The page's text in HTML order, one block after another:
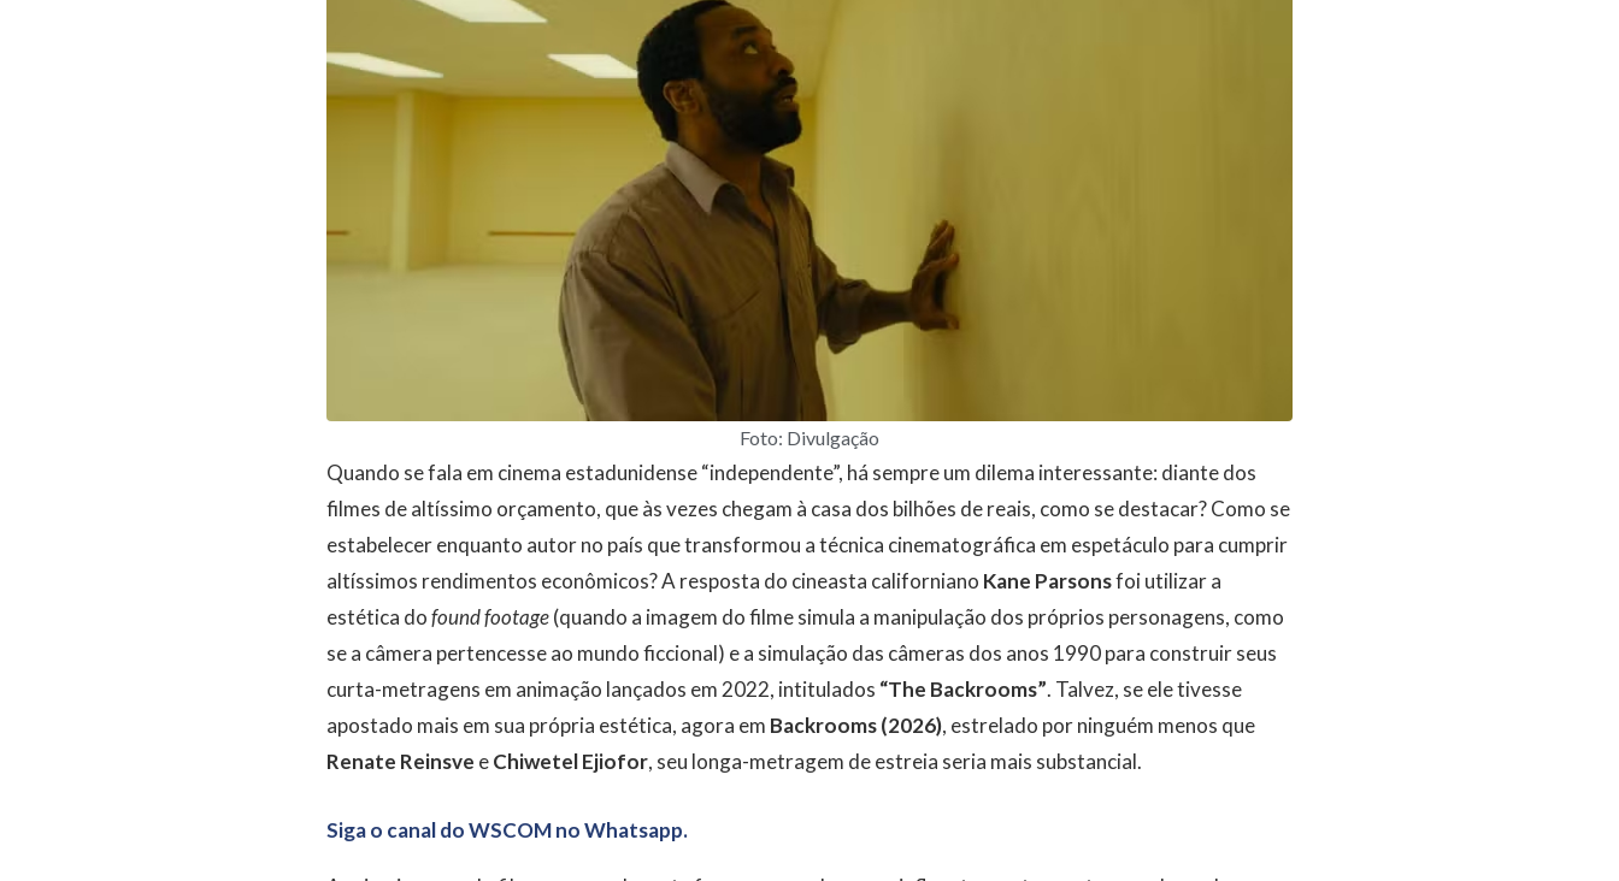
Foto: Divulgação
Quando se fala em cinema estadunidense “independente”, há sempre um dilema interessante: diante dos
filmes de altíssimo orçamento, que às vezes chegam à casa dos bilhões de reais, como se destacar? Como se
estabelecer enquanto autor no país que transformou a técnica cinematográfica em espetáculo para cumprir
altíssimos rendimentos econômicos? A resposta do cineasta californiano Kane Parsonsfoi utilizar a
estética dofound footage(quando a imagem do filme simula a manipulação dos próprios personagens, como
se a câmera pertencesse ao mundo ficcional) e a simulação das câmeras dos anos 1990 para construir seus
curta-metragens em animação lançados em 2022, intitulados “The Backrooms”. Talvez, se ele tivesse
apostado mais em sua própria estética, agora em Backrooms (2026), estrelado por ninguém menos que
Renate Reinsve eChiwetel Ejiofor, seu longa-metragem de estreia seria mais substancial.
Siga o canal do WSCOM no Whatsapp.